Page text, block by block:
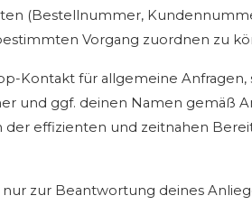
(Bestellnummer,
Vorgang zuordnen zu
Kontakt für allgemeine
ggf. deinen Namen gemäß
der effizienten und zeitnahen
zur Beantwortung deines